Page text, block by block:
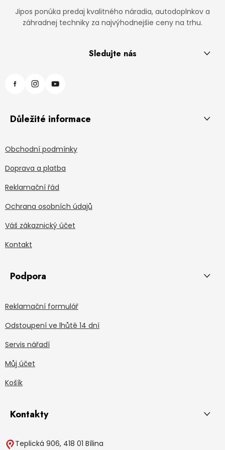
Jipos ponúka predaj kvalitného náradia, autodoplnkov a
záhradnej techniky za najvýhodnejšie ceny na trhu.
Sledujte nás
Důležité informace
Obchodní podmínky
Doprava a platba
Reklamační řád
Ochrana osobních údajů
Váš zákaznický účet
Kontakt
Podpora
Reklamační formulář
Odstoupení ve lhůtě 14 dní
Servis nářadí
Můj účet
Košík
Kontakty
Teplická 906, 418 01 Bílina